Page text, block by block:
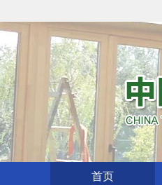
首页